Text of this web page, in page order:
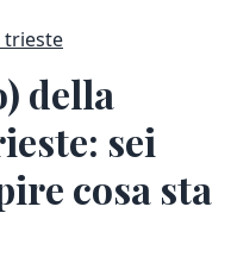
trieste
della
sei
cosa sta